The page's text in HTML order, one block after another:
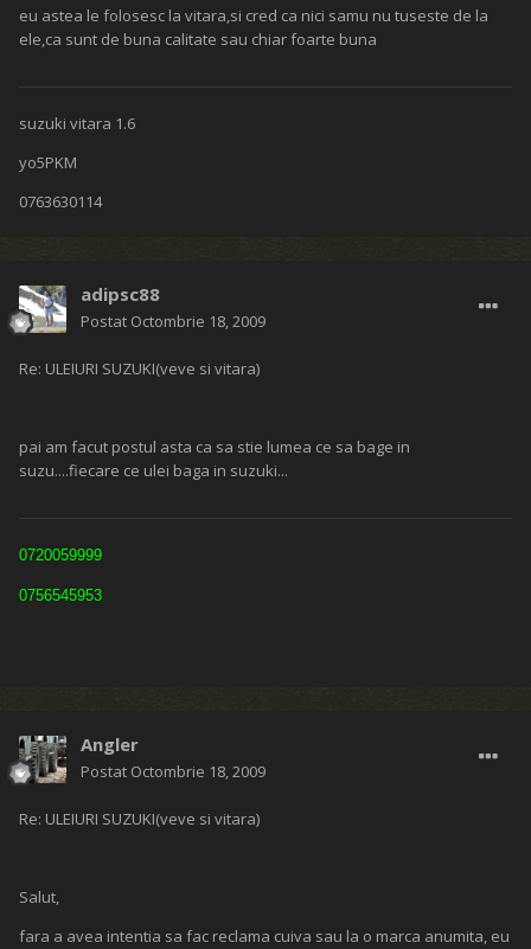
eu astea le folosesc la vitara,si cred ca nici samu nu tuseste de la
ele,ca sunt de buna calitate sau chiar foarte buna
suzuki vitara 1.6
yo5PKM
0763630114
adipsc88
Postat Octombrie 18, 2009
Re: ULEIURI SUZUKI(veve si vitara)
pai am facut postul asta ca sa stie lumea ce sa bage in
suzu....fiecare ce ulei baga in suzuki...
0720059999
0756545953
Angler
Postat Octombrie 18, 2009
Re: ULEIURI SUZUKI(veve si vitara)
Salut,
fara a avea intentia sa fac reclama cuiva sau la o marca anumita, eu